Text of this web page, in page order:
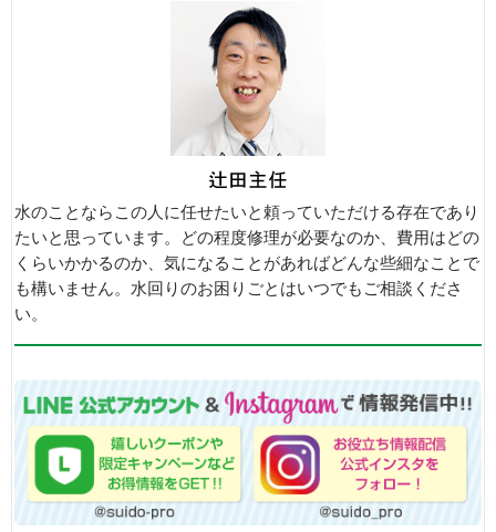
水のことならこの人に任せたいと頼っていただける存在であり
たいと思っています。どの程度修理が必要なのか、費用はどの
くらいかかるのか、気になることがあればどんな些細なことで
も構いません。水回りのお困りごとはいつでもご相談くださ
い。